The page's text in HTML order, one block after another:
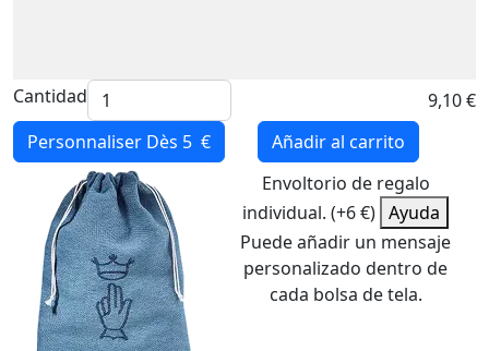
Cantidad
9,10 €
Personnaliser Dès 5 €
Añadir al carrito
Envoltorio de regalo
individual. (+6 €) Ayuda
Puede añadir un mensaje
personalizado dentro de
cada bolsa de tela.